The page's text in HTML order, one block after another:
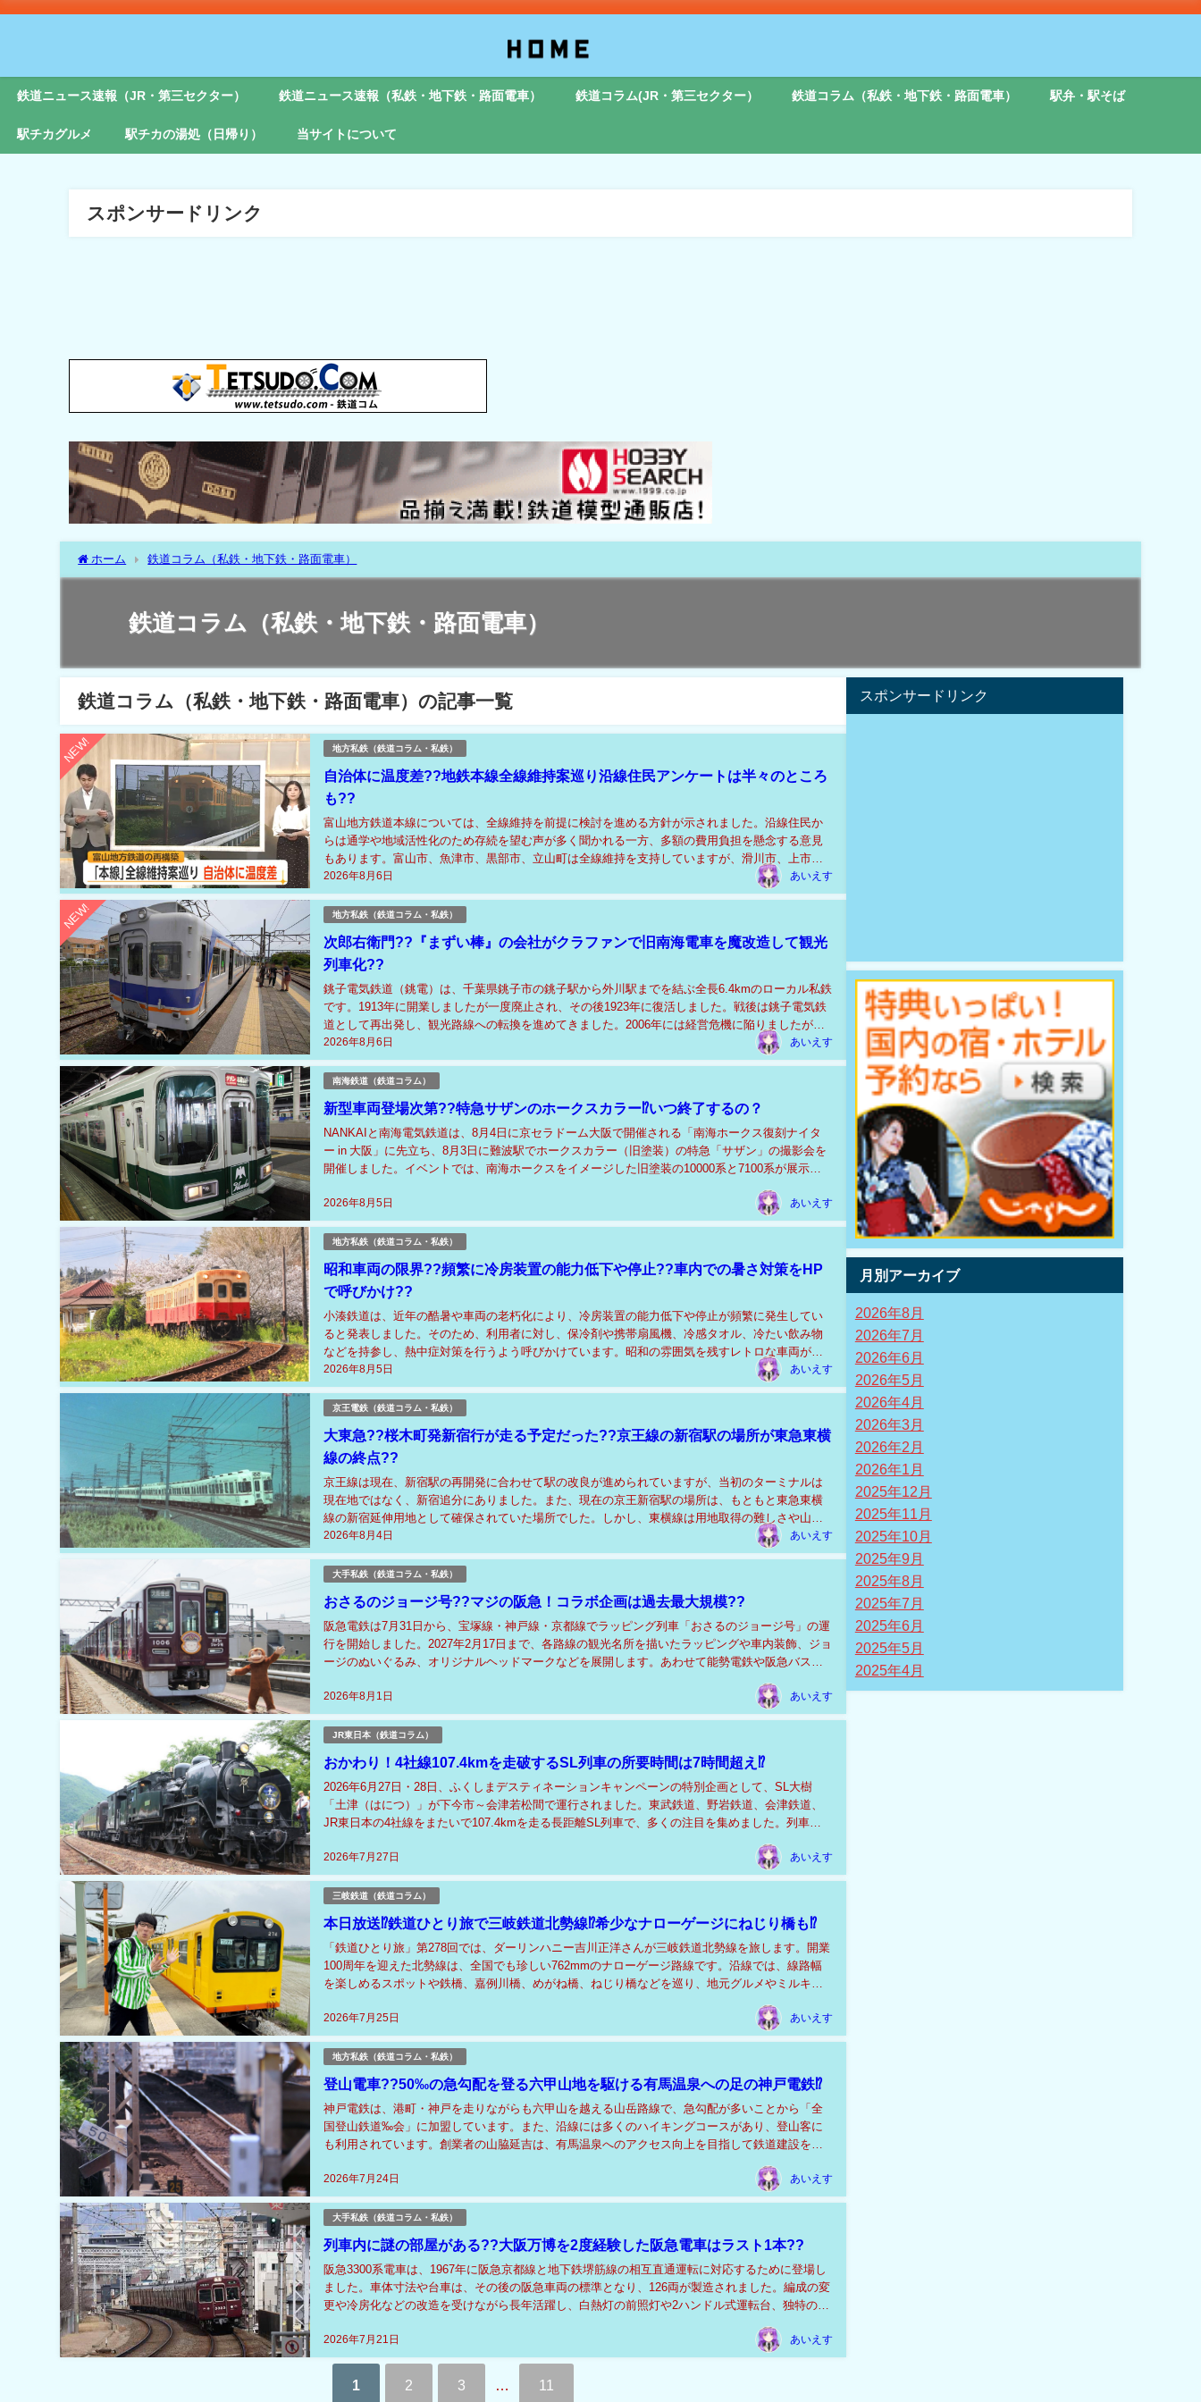
鉄道ニュース速報（JR・第三セクター） 鉄道ニュース速報（私鉄・地下鉄・路面電車） 鉄道コラム(JR・第三セクター） 鉄道コラム（私鉄・地下鉄・路面電車） 駅弁・駅そば
駅チカグルメ 駅チカの湯処（日帰り） 当サイトについて
スポンサードリンク
ホーム 鉄道コラム（私鉄・地下鉄・路面電車）
鉄道コラム（私鉄・地下鉄・路面電車）
鉄道コラム（私鉄・地下鉄・路面電車）の記事一覧
NEW! 地方私鉄（鉄道コラム・私鉄）
自治体に温度差??地鉄本線全線維持案巡り沿線住民アンケートは半々のところ
も??
2026年8月6日
富山地方鉄道本線については、全線維持を前提に検討を進める方針が示されました。沿線住民か
らは通学や地域活性化のため存続を望む声が多く聞かれる一方、多額の費用負担を懸念する意見
もあります。富山市、魚津市、黒部市、立山町は全線維持を支持していますが、滑川市、上市
町、舟橋村は負担額や分担方法が明確でないことから慎重な姿勢を示し...
あいえす
NEW! 地方私鉄（鉄道コラム・私鉄）
次郎右衛門??『まずい棒』の会社がクラファンで旧南海電車を魔改造して観光
列車化??
2026年8月6日
銚子電気鉄道（銚電）は、千葉県銚子市の銚子駅から外川駅までを結ぶ全長6.4kmのローカル私鉄
です。1913年に開業しましたが一度廃止され、その後1923年に復活しました。戦後は銚子電気鉄
道として再出発し、観光路線への転換を進めてきました。2006年には経営危機に陥りましたが、
「ぬれ煎餅」や「まずい棒」などのユニークな...
あいえす
南海鉄道（鉄道コラム）
新型車両登場次第??特急サザンのホークスカラー⁉いつ終了するの？
2026年8月5日
NANKAIと南海電気鉄道は、8月4日に京セラドーム大阪で開催される「南海ホークス復刻ナイタ
ー in 大阪」に先立ち、8月3日に難波駅でホークスカラー（旧塗装）の特急「サザン」の撮影会を
開催しました。イベントでは、南海ホークスをイメージした旧塗装の10000系と7100系が展示さ
あいえす
地方私鉄（鉄道コラム・私鉄）
昭和車両の限界??頻繁に冷房装置の能力低下や停止??車内での暑さ対策をHP
で呼びかけ??
2026年8月5日
小湊鉄道は、近年の酷暑や車両の老朽化により、冷房装置の能力低下や停止が頻繁に発生してい
ると発表しました。そのため、利用者に対し、保冷剤や携帯扇風機、冷感タオル、冷たい飲み物
などを持参し、熱中症対策を行うよう呼びかけています。昭和の雰囲気を残すレトロな車両が魅
力の一方で、記録的な暑さへの対応が課題となっています。 ＜関連...
あいえす
京王電鉄（鉄道コラム・私鉄）
大東急??桜木町発新宿行が走る予定だった??京王線の新宿駅の場所が東急東横
線の終点??
2026年8月4日
京王線は現在、新宿駅の再開発に合わせて駅の改良が進められていますが、当初のターミナルは
現在地ではなく、新宿追分にありました。また、現在の京王新宿駅の場所は、もともと東急東横
線の新宿延伸用地として確保されていた場所でした。しかし、東横線は用地取得の難しさや山手
線との競合などから新宿延伸を断念し、駅予定地だけが残されまし...
あいえす
大手私鉄（鉄道コラム・私鉄）
おさるのジョージ号??マジの阪急！コラボ企画は過去最大規模??
2026年8月1日
阪急電鉄は7月31日から、宝塚線・神戸線・京都線でラッピング列車「おさるのジョージ号」の運
行を開始しました。2027年2月17日まで、各路線の観光名所を描いたラッピングや車内装飾、ジョ
ージのぬいぐるみ、オリジナルヘッドマークなどを展開します。あわせて能勢電鉄や阪急バス、
あいえす
JR東日本（鉄道コラム）
おかわり！4社線107.4kmを走破するSL列車の所要時間は7時間超え⁉
2026年7月27日
2026年6月27日・28日、ふくしまデスティネーションキャンペーンの特別企画として、SL大樹
「土津（はにつ）」が下今市～会津若松間で運行されました。東武鉄道、野岩鉄道、会津鉄道、
JR東日本の4社線をまたいで107.4kmを走る長距離SL列車で、多くの注目を集めました。列車は
あいえす
三岐鉄道（鉄道コラム）
本日放送⁉鉄道ひとり旅で三岐鉄道北勢線⁉希少なナローゲージにねじり橋も⁉
2026年7月25日
「鉄道ひとり旅」第278回では、ダーリンハニー吉川正洋さんが三岐鉄道北勢線を旅します。開業
100周年を迎えた北勢線は、全国でも珍しい762mmのナローゲージ路線です。沿線では、線路幅
を楽しめるスポットや鉄橋、嘉例川橋、めがね橋、ねじり橋などを巡り、地元グルメやミルキー
あいえす
地方私鉄（鉄道コラム・私鉄）
登山電車??50‰の急勾配を登る六甲山地を駆ける有馬温泉への足の神戸電鉄⁉
2026年7月24日
神戸電鉄は、港町・神戸を走りながらも六甲山を越える山岳路線で、急勾配が多いことから「全
国登山鉄道‰会」に加盟しています。また、沿線には多くのハイキングコースがあり、登山客に
も利用されています。創業者の山脇延吉は、有馬温泉へのアクセス向上を目指して鉄道建設を進
あいえす
大手私鉄（鉄道コラム・私鉄）
列車内に謎の部屋がある??大阪万博を2度経験した阪急電車はラスト1本??
2026年7月21日
阪急3300系電車は、1967年に阪急京都線と地下鉄堺筋線の相互直通運転に対応するために登場し
ました。車体寸法や台車は、その後の阪急車両の標準となり、126両が製造されました。編成の変
更や冷房化などの改造を受けながら長年活躍し、白熱灯の前照灯や2ハンドル式運転台、独特の走
あいえす
1 2 3 … 11
スポンサードリンク
月別アーカイブ
2026年8月
2026年7月
2026年6月
2026年5月
2026年4月
2026年3月
2026年2月
2026年1月
2025年12月
2025年11月
2025年10月
2025年9月
2025年8月
2025年7月
2025年6月
2025年5月
2025年4月